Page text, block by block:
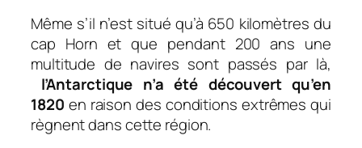
Même s’il n’est situé qu’à 650 kilomètres du
cap Horn et que pendant 200 ans une
multitude de navires sont passés par là,
l’Antarctique n’a été découvert qu’en
1820 en raison des conditions extrêmes qui
règnent dans cette région.